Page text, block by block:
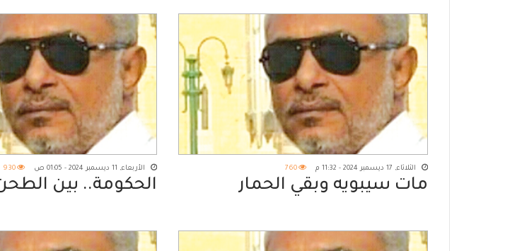
الثلاثاء, 17 ديسمبر 2024 - 11:32 م 760
مات سيبويه وبقي الحمار
الأربعاء, 11 ديسمبر 2024 - 01:05 ص 930
الحكومة.. بين